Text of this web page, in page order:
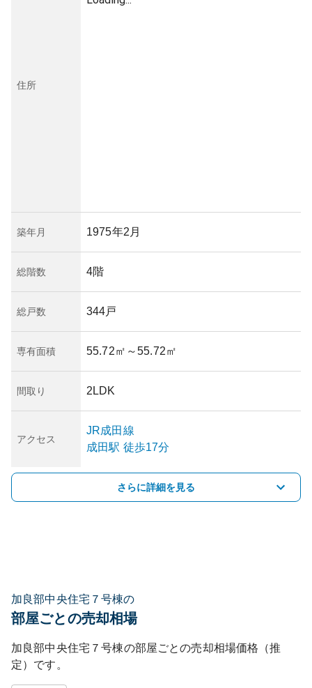
住所
築年月 1975年2月
総階数 4階
総戸数 344戸
専有面積 55.72㎡ ～55.72㎡
間取り 2LDK
アクセス
JR成田線
成田駅 徒歩17分
さらに詳細を見る
加良部中央住宅７号棟の
部屋ごとの売却相場
加良部中央住宅７号棟の部屋ごとの売却相場価格（推
定）です。